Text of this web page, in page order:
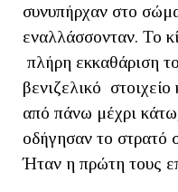
συνυπήρχαν στο
εναλλάσσονταν. Το
πλήρη εκκαθάριση
βενιζελικό
από πάνω μέχρι
οδήγησαν το στρατό
Ήταν η πρώτη τους